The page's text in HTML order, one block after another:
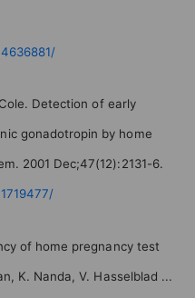
Detection of early
gonadotropin by home
2001 Dec;47(12):2131-6.
of home pregnancy test
K. Nanda, V. Hasselblad ...